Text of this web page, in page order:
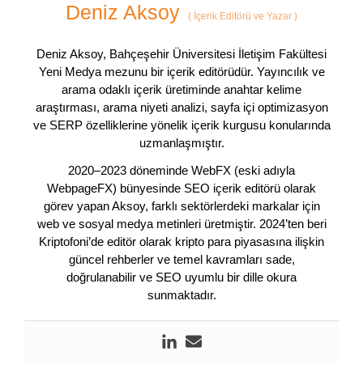
Deniz Aksoy ( İçerik Editörü ve Yazar )
Deniz Aksoy, Bahçeşehir Üniversitesi İletişim Fakültesi
Yeni Medya mezunu bir içerik editörüdür. Yayıncılık ve
arama odaklı içerik üretiminde anahtar kelime
araştırması, arama niyeti analizi, sayfa içi optimizasyon
ve SERP özelliklerine yönelik içerik kurgusu konularında
uzmanlaşmıştır.
2020–2023 döneminde WebFX (eski adıyla
WebpageFX) bünyesinde SEO içerik editörü olarak
görev yapan Aksoy, farklı sektörlerdeki markalar için
web ve sosyal medya metinleri üretmiştir. 2024’ten beri
Kriptofoni’de editör olarak kripto para piyasasına ilişkin
güncel rehberler ve temel kavramları sade,
doğrulanabilir ve SEO uyumlu bir dille okura
sunmaktadır.